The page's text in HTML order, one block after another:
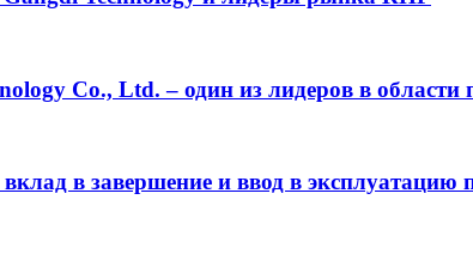
Co., Ltd. – один из лидеров в
в завершение и ввод в эксплуатацию